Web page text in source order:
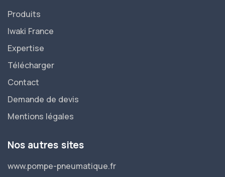
Produits
Iwaki France
Expertise
Télécharger
Contact
Demande de devis
Mentions légales
Nos autres sites
www.pompe-pneumatique.fr